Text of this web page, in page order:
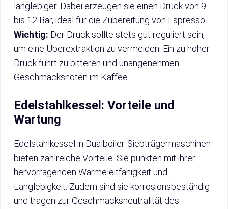
langlebiger. Dabei erzeugen sie einen Druck von 9
bis 12 Bar, ideal für die Zubereitung von Espresso.
Wichtig: Der Druck sollte stets gut reguliert sein,
um eine Überextraktion zu vermeiden. Ein zu hoher
Druck führt zu bitteren und unangenehmen
Geschmacksnoten im Kaffee.
Edelstahlkessel: Vorteile und
Wartung
Edelstahlkessel in Dualboiler-Siebträgermaschinen
bieten zahlreiche Vorteile. Sie punkten mit ihrer
hervorragenden Wärmeleitfähigkeit und
Langlebigkeit. Zudem sind sie korrosionsbeständig
und tragen zur Geschmacksneutralität des